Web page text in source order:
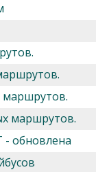
маршрутов.
маршрутов.
- обновлена